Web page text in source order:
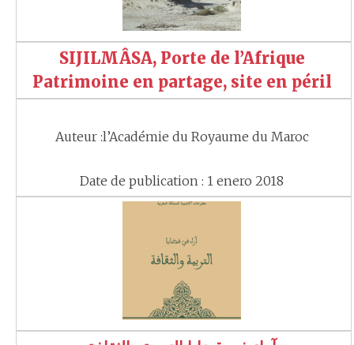
SIJILMÂSA, Porte de l’Afrique
Patrimoine en partage, site en péril
Auteur :l’Académie du Royaume du Maroc
Date de publication : 1 enero 2018